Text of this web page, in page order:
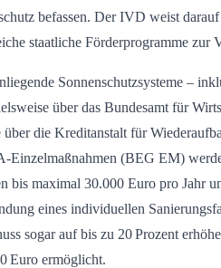
befassen. Der IVD weist
staatliche Förderprogramme zur
Sonnenschutzsysteme –
über das Bundesamt für
über die Kreditanstalt für
Einzelmaßnahmen (BEG EM)
bis maximal 30.000 Euro pro Jahr
eines individuellen
sogar auf bis zu 20 Prozent
Euro ermöglicht.